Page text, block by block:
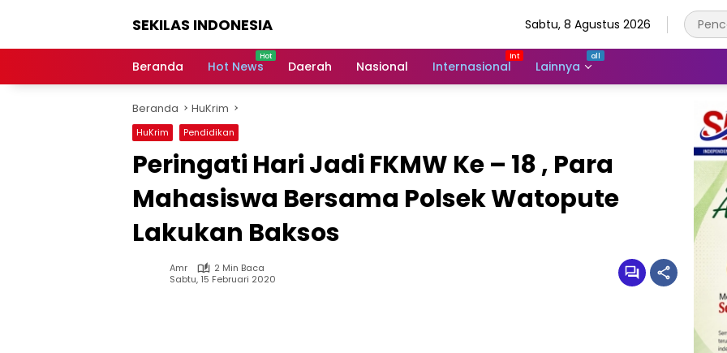
SEKILAS INDONESIA
Terkini,
Latest
World,
Headlines,
News
Sabtu, 8 Agustus 2026
Beranda Hot News Daerah Nasional Internasional Lainnya
Beranda HuKrim
HuKrim Pendidikan
Peringati Hari Jadi FKMW Ke – 18 , Para
Mahasiswa Bersama Polsek Watopute
Lakukan Baksos
Amr
2 Min Baca
Sabtu, 15 Februari 2020